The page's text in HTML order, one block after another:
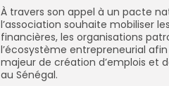
À travers son appel à un pacte
l’association souhaite mobiliser
financières, les organisations
l’écosystème entrepreneurial
majeur de création d’emplois et
au Sénégal.